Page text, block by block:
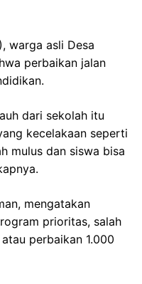
warga asli Desa
perbaikan jalan
dari sekolah itu
kecelakaan seperti
mulus dan siswa bisa
mengatakan
prioritas, salah
perbaikan 1.000